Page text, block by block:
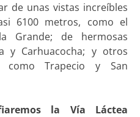
de unas vistas increíbles
6100 metros, como el
Grande; de hermosas
y Carhuacocha; y otros
como Trapecio y San
la Vía Láctea